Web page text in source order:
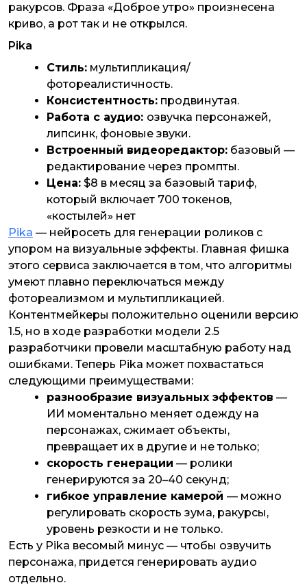
ракурсов. Фраза «Доброе утро» произнесена
криво, а рот так и не открылся.
Pika
Стиль: мультипликация/
фотореалистичность.
Консистентность: продвинутая.
Работа с аудио: озвучка персонажей,
липсинк, фоновые звуки.
Встроенный видеоредактор: базовый —
редактирование через промпты.
Цена: $8 в месяц за базовый тариф,
который включает 700 токенов,
«костылей» нет
Pika — нейросеть для генерации роликов с
упором на визуальные эффекты. Главная фишка
этого сервиса заключается в том, что алгоритмы
умеют плавно переключаться между
фотореализмом и мультипликацией.
Контентмейкеры положительно оценили версию
1.5, но в ходе разработки модели 2.5
разработчики провели масштабную работу над
ошибками. Теперь Pika может похвастаться
следующими преимуществами:
разнообразие визуальных эффектов —
ИИ моментально меняет одежду на
персонажах, сжимает объекты,
превращает их в другие и не только;
скорость генерации — ролики
генерируются за 20–40 секунд;
гибкое управление камерой — можно
регулировать скорость зума, ракурсы,
уровень резкости и не только.
Есть у Pika весомый минус — чтобы озвучить
персонажа, придется генерировать аудио
отдельно.